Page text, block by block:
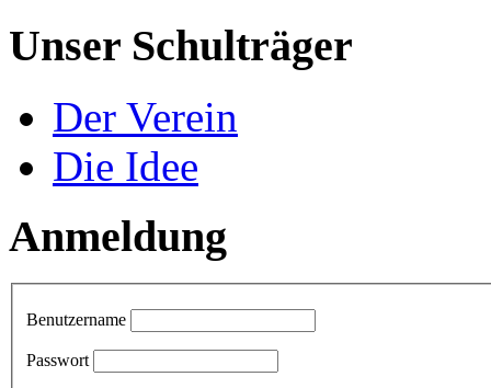
Unser Schulträger
Der Verein
Die Idee
Anmeldung
Benutzername
Passwort